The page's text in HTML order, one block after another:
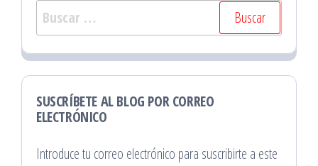
Buscar:
SUSCRÍBETE AL BLOG POR CORREO
ELECTRÓNICO
Introduce tu correo electrónico para suscribirte a este